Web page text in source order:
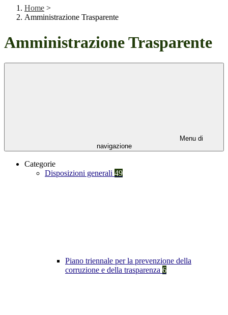
Home >
Amministrazione Trasparente
Amministrazione Trasparente
Menu di
navigazione
Categorie
Disposizioni generali 49
Piano triennale per la prevenzione della
corruzione e della trasparenza 6